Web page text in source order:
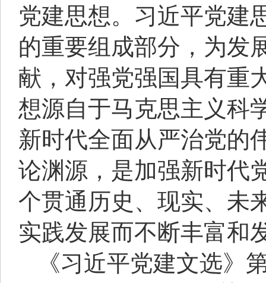
党建思想。习近平党建
的重要组成部分，为发
献，对强党强国具有重
想源自于马克思主义科
新时代全面从严治党的
论渊源，是加强新时代
个贯通历史、现实、未
实践发展而不断丰富和
《习近平党建文选》